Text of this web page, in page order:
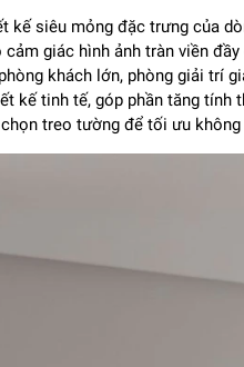
kế siêu mỏng đặc trưng của d
cảm giác hình ảnh tràn viền đầy
òng khách lớn, phòng giải trí
kế tinh tế, góp phần tăng tính
treo tường để tối ưu không